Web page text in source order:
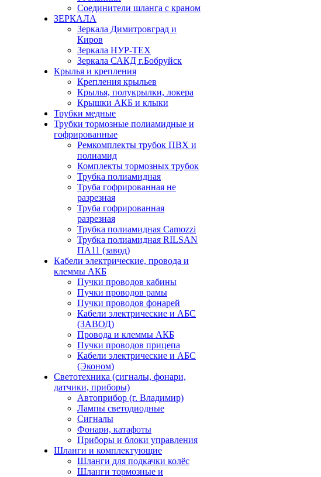
Соединители шланга с краном
ЗЕРКАЛА
Зеркала Димитровград и
Киров
Зеркала НУР-ТЕХ
Зеркала САКД г.Бобруйск
Крылья и крепления
Крепления крыльев
Крылья, полукрылки, локера
Крышки АКБ и клыки
Трубки медные
Трубки тормозные полиамидные и
гофрированные
Ремкомплекты трубок ПВХ и
полиамид
Комплекты тормозных трубок
Трубка полиамидная
Труба гофрированная не
разрезная
Труба гофрированная
разрезная
Трубка полиамидная Camozzi
Трубка полиамидная RILSAN
ПА11 (завод)
Кабели электрические, провода и
клеммы АКБ
Пучки проводов кабины
Пучки проводов рамы
Пучки проводов фонарей
Кабели электрические и АБС
(ЗАВОД)
Провода и клеммы АКБ
Пучки проводов прицепа
Кабели электрические и АБС
(Эконом)
Светотехника (сигналы, фонари,
датчики, приборы)
Автоприбор (г. Владимир)
Лампы светодиодные
Сигналы
Фонари, катафоты
Приборы и блоки управления
Шланги и комплектующие
Шланги для подкачки колёс
Шланги тормозные и